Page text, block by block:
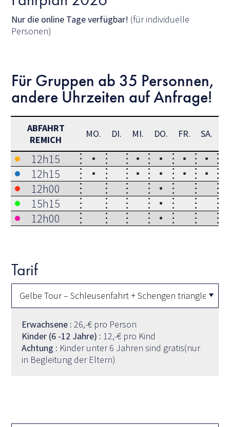
Nur die online Tage verfügbar! (für individuelle
Personen)
Für Gruppen ab 35 Personnen,
andere Uhrzeiten auf Anfrage!
ABFAHRT
REMICH
MO. DI. MI. DO. FR. SA.
12h15
12h15
12h00
15h15
12h00
Tarif
Erwachsene : 26,-€ pro Person
Kinder (6 -12 Jahre) : 12,-€ pro Kind
Achtung : Kinder unter 6 Jahren sind gratis(nur
in Begleitung der Eltern)